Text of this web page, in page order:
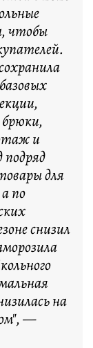
чтобы
и
для
по
снизил
на
—